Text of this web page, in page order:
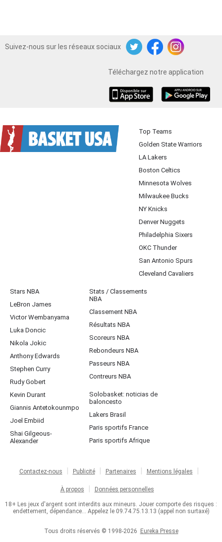
Suivez-nous sur les réseaux sociaux
TwitterFacebookInstagram
Téléchargez notre application
Top Teams
Golden State Warriors
LA Lakers
Boston Celtics
Minnesota Wolves
Milwaukee Bucks
NY Knicks
Denver Nuggets
Philadelphia Sixers
OKC Thunder
San Antonio Spurs
Cleveland Cavaliers
Stars NBA
LeBron James
Victor Wembanyama
Luka Doncic
Nikola Jokic
Anthony Edwards
Stephen Curry
Rudy Gobert
Kevin Durant
Giannis Antetokounmpo
Joel Embiid
Shai Gilgeous-
Alexander
Stats / Classements
NBA
Classement NBA
Résultats NBA
Scoreurs NBA
Rebondeurs NBA
Passeurs NBA
Contreurs NBA
Solobasket: noticias de
baloncesto
Lakers Brasil
Paris sportifs France
Paris sportifs Afrique
Contactez-nous Publicité Partenaires Mentions légales
À propos Données personnelles
18+ Les jeux d'argent sont interdits aux mineurs. Jouer comporte des risques :
endettement, dépendance... Appelez le 09.74.75.13.13 (appel non surtaxé)
Tous droits réservés © 1998-2026 Eureka Presse